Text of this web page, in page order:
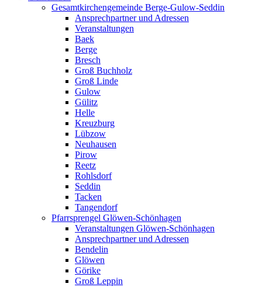
Gesamtkirchengemeinde Berge-Gulow-Seddin
Ansprechpartner und Adressen
Veranstaltungen
Baek
Berge
Bresch
Groß Buchholz
Groß Linde
Gulow
Gülitz
Helle
Kreuzburg
Lübzow
Neuhausen
Pirow
Reetz
Rohlsdorf
Seddin
Tacken
Tangendorf
Pfarrsprengel Glöwen-Schönhagen
Veranstaltungen Glöwen-Schönhagen
Ansprechpartner und Adressen
Bendelin
Glöwen
Görike
Groß Leppin